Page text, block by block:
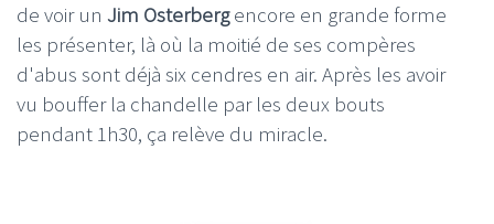
de voir un Jim Osterbergencore en grande forme
les présenter, là où la moitié de ses compères
d'abus sont déjà six cendres en air. Après les avoir
vu bouffer la chandelle par les deux bouts
pendant 1h30, ça relève du miracle.